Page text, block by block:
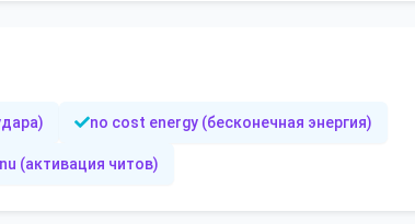
no cost energy (бесконечная энергия)
(активация читов)